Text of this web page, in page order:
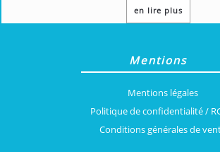
en lire plus
Mentions
Mentions légales
Politique de confidentialité /
Conditions générales de